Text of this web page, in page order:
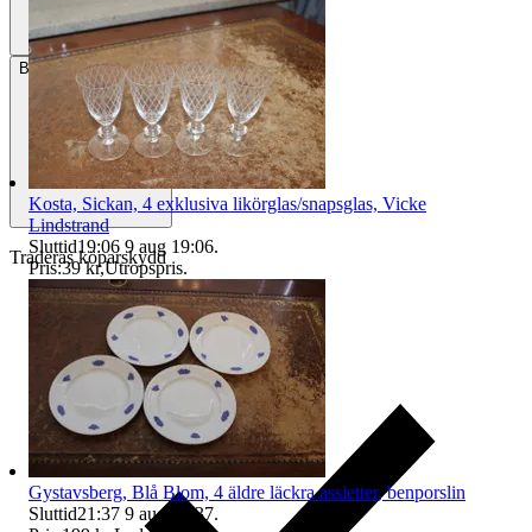
BetalningVia Tradera
Traderas köparskydd
Kosta, Sickan, 4 exklusiva likörglas/snapsglas, Vicke
Lindstrand
Sluttid19:06 9 aug 19:06.
Pris:39 kr,Utropspris.
Gystavsberg, Blå Blom, 4 äldre läckra assietter, benporslin
Sluttid21:37 9 aug 21:37.